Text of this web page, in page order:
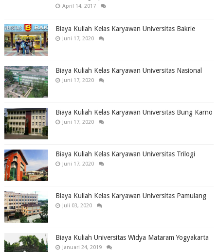
April 14, 2017
Biaya Kuliah Kelas Karyawan Universitas Bakrie
Juni 17, 2020
Biaya Kuliah Kelas Karyawan Universitas Nasional
Juni 17, 2020
Biaya Kuliah Kelas Karyawan Universitas Bung Karno
Juni 17, 2020
Biaya Kuliah Kelas Karyawan Universitas Trilogi
Juni 17, 2020
Biaya Kuliah Kelas Karyawan Universitas Pamulang
Juli 03, 2020
Biaya Kuliah Universitas Widya Mataram Yogyakarta
Januari 24, 2019